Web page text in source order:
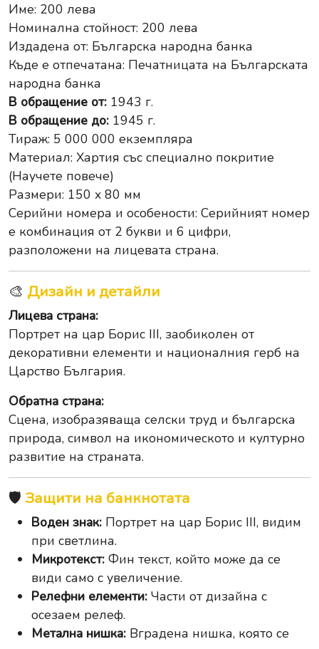
Име: 200 лева
Номинална стойност: 200 лева
Издадена от: Българска народна банка
Къде е отпечатана: Печатницата на Българската
народна банка
В обращение от: 1943 г.
В обращение до: 1945 г.
Тираж: 5 000 000 екземпляра
Материал: Хартия със специално покритие
(Научете повече)
Размери: 150 x 80 мм
Серийни номера и особености: Серийният номер
е комбинация от 2 букви и 6 цифри,
разположени на лицевата страна.
🎨 Дизайн и детайли
Лицева страна:
Портрет на цар Борис III, заобиколен от
декоративни елементи и националния герб на
Царство България.
Обратна страна:
Сцена, изобразяваща селски труд и българска
природа, символ на икономическото и културно
развитие на страната.
🛡️ Защити на банкнотата
Воден знак: Портрет на цар Борис III, видим
при светлина.
Микротекст: Фин текст, който може да се
види само с увеличение.
Релефни елементи: Части от дизайна с
осезаем релеф.
Метална нишка: Вградена нишка, която се